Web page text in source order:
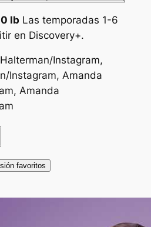
lbLas temporadas 1-6
en Discovery+.
/Instagram,
/Instagram, Amanda
Amanda
favoritos